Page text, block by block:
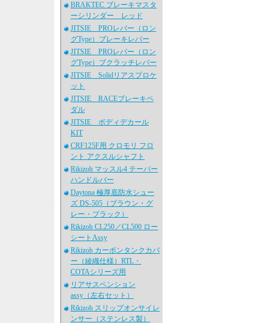
BRAKTEC ブレーキマスタ
ーシリンダー レッド
JITSIE PROレバー（ロン
グType）ブレーキレバー
JITSIE PROレバー（ロン
グType）ブクラッチレバー
JITSIE Solidリアスプロケ
ット
JITSIE RACEブレーキペ
ダル
JITSIE ボディデカール
KIT
CRF125F用 クロモリ フロ
ント アクスルシャフト
Rikizoh マッスル4 テーパー
ハンドルバー
Daytona 極厚底防水シュー
ズ DS-505（ブラウン・グ
レー・ブラック）
Rikizoh CL250／CL500 ロー
シートAssy
Rikizoh カーボンタンクカバ
ー（綾織仕様）RTL・
COTAシリーズ用
リアサスペンション
assy（左右セット）
Rikizoh スリップオンサイレ
ンサー（ステンレス製）